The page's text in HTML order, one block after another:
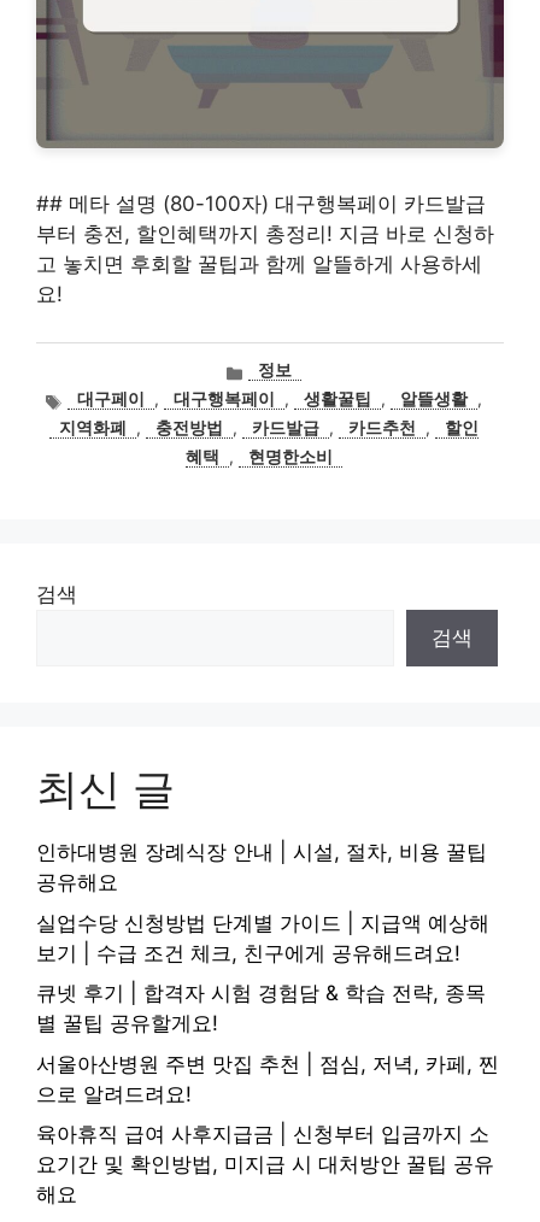
## 메타 설명 (80-100자) 대구행복페이 카드발급
부터 충전, 할인혜택까지 총정리! 지금 바로 신청하
고 놓치면 후회할 꿀팁과 함께 알뜰하게 사용하세
요!
카
테
고
리
정보
태
그
대구페이 , 대구행복페이 , 생활꿀팁 , 알뜰생활 ,
지역화폐
, 충전방법 , 카드발급 , 카드추천 ,
할인
혜택
, 현명한소비
검색
검색
최신 글
인하대병원 장례식장 안내 | 시설, 절차, 비용 꿀팁
공유해요
실업수당 신청방법 단계별 가이드 | 지급액 예상해
보기 | 수급 조건 체크, 친구에게 공유해드려요!
큐넷 후기 | 합격자 시험 경험담 & 학습 전략, 종목
별 꿀팁 공유할게요!
서울아산병원 주변 맛집 추천 | 점심, 저녁, 카페, 찐
으로 알려드려요!
육아휴직 급여 사후지급금 | 신청부터 입금까지 소
요기간 및 확인방법, 미지급 시 대처방안 꿀팁 공유
해요